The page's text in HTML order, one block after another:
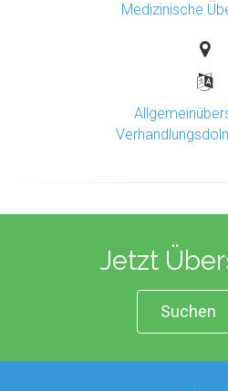
Medizinische
Jetzt
Suchen